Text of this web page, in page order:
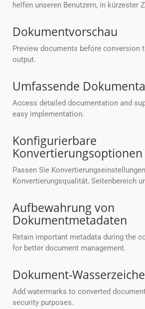
helfen unseren Benutzern, in kürzester
Dokumentvorschau
Preview documents before conversion
output.
Umfassende
Access detailed documentation and
easy implementation.
Konfigurierbare
Konvertierungsoptionen
Passen Sie
Konvertierungsqualität, Seitenbereich
Aufbewahrung von
Dokumentmetadaten
Retain important metadata during the
for better document management.
Dokument-
Add watermarks to converted
security purposes.